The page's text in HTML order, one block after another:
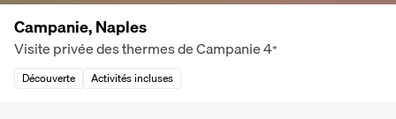
Campanie, Naples
Visite privée des thermes de Campanie4*
Découverte Activités incluses